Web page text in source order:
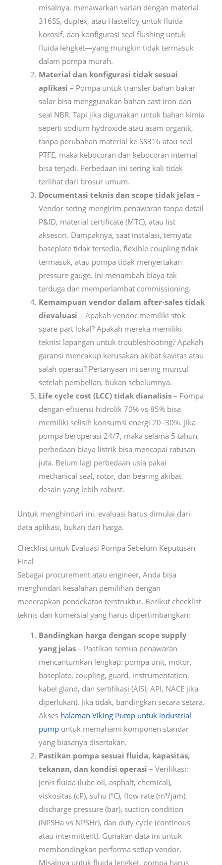
misalnya, menawarkan varian dengan material
316SS, duplex, atau Hastelloy untuk fluida
korosif, dan konfigurasi seal flushing untuk
fluida lengket—yang mungkin tidak termasuk
dalam pompa murah.
Material dan konfigurasi tidak sesuai
aplikasi – Pompa untuk transfer bahan bakar
solar bisa menggunakan bahan cast iron dan
seal NBR. Tapi jika digunakan untuk bahan kimia
seperti sodium hydroxide atau asam organik,
tanpa perubahan material ke SS316 atau seal
PTFE, maka kebocoran dan kebocoran internal
bisa terjadi. Perbedaan ini sering kali tidak
terlihat dari brosur umum.
Documentasi teknis dan scope tidak jelas –
Vendor sering mengirim penawaran tanpa detail
P&ID, material certificate (MTC), atau list
aksesori. Dampaknya, saat instalasi, ternyata
baseplate tidak tersedia, flexible coupling tidak
termasuk, atau pompa tidak menyertakan
pressure gauge. Ini menambah biaya tak
terduga dan memperlambat commissioning.
Kemampuan vendor dalam after-sales tidak
dievaluasi – Apakah vendor memiliki stok
spare part lokal? Apakah mereka memiliki
teknisi lapangan untuk troubleshooting? Apakah
garansi mencakup kerusakan akibat kavitas atau
salah operasi? Pertanyaan ini sering muncul
setelah pembelian, bukan sebelumnya.
Life cycle cost (LCC) tidak dianalisis – Pompa
dengan efisiensi hidrolik 70% vs 85% bisa
memiliki selisih konsumsi energi 20–30%. Jika
pompa beroperasi 24/7, maka selama 5 tahun,
perbedaan biaya listrik bisa mencapai ratusan
juta. Belum lagi perbedaan usia pakai
mechanical seal, rotor, dan bearing akibat
desain yang lebih robust.
Untuk menghindari ini, evaluasi harus dimulai dari
data aplikasi, bukan dari harga.
Checklist untuk Evaluasi Pompa Sebelum Keputusan
Final
Sebagai procurement atau engineer, Anda bisa
menghindari kesalahan pemilihan dengan
menerapkan pendekatan terstruktur. Berikut checklist
teknis dan komersial yang harus dipertimbangkan:
Bandingkan harga dengan scope supply
yang jelas – Pastikan semua penawaran
mencantumkan lengkap: pompa unit, motor,
baseplate, coupling, guard, instrumentation,
kabel gland, dan sertifikasi (AISI, API, NACE jika
diperlukan). Jika tidak, bandingkan secara setara.
Akses halaman Viking Pump untuk industrial
pump untuk memahami komponen standar
yang biasanya disertakan.
Pastikan pompa sesuai fluida, kapasitas,
tekanan, dan kondisi operasi – Verifikasi:
jenis fluida (lube oil, asphalt, chemical),
viskositas (cP), suhu (°C), flow rate (m³/jam),
discharge pressure (bar), suction condition
(NPSHa vs NPSHr), dan duty cycle (continous
atau intermittent). Gunakan data ini untuk
membandingkan performa setiap vendor.
Misalnya untuk fluida lengket, pompa harus